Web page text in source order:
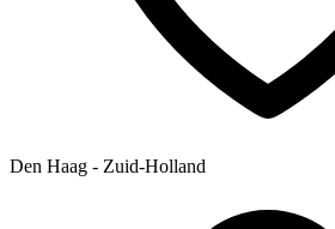
Den Haag - Zuid-Holland